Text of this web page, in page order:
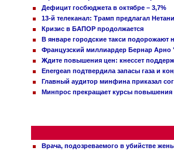
Дефицит госбюджета в октябре – 3,7%
13-й телеканал: Трамп предлагал
Кризис в БАПОР продолжается
В январе городские такси подорожают
Французский миллиардер Бернар Арно
Ждите повышения цен: кнессет
Energean подтвердила запасы газа и
Главный аудитор минфина приказал
Минпрос прекращает курсы повышения
Врача, подозреваемого в убийстве